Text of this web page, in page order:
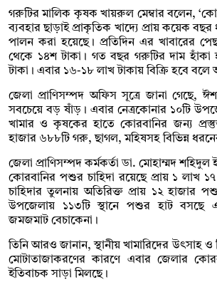
গরুটির মালিক কৃষক খায়রুল মেম্বার বলেন,
ব্যবহার ছাড়াই প্রাকৃতিক খাদ্যে প্রায় কয়েক
পালন করা হয়েছে। প্রতিদিন এর খাবারের
থেকে ১৪শ টাকা। গত বছর গরুটির দাম হাঁকা
টাকা। এবার ১৬-১৮ লাখ টাকায় বিক্রি হবে বলে
জেলা প্রাণিসম্পদ অফিস সূত্রে জানা গেছে,
সবচেয়ে বড় ষাঁড়। এবার নেত্রকোনার ১০টি
খামার ও কৃষকের হাতে কোরবানির জন্য
হাজার ৬৮৮টি গরু, ছাগল, মহিষসহ বিভিন্ন
জেলা প্রাণিসম্পদ কর্মকর্তা ডা. মোহাম্মদ
কোরবানির পশুর চাহিদা রয়েছে প্রায় ১ লাখ
চাহিদার তুলনায় অতিরিক্ত প্রায় ১২ হাজার
উপজেলায় ১১৩টি স্থানে পশুর হাট বসছে
জমজমাট বেচাকেনা।
তিনি আরও জানান, স্থানীয় খামারিদের উৎসাহ
মোটাতাজাকরণের কারণে এবার জেলার
ইতিবাচক সাড়া মিলছে।